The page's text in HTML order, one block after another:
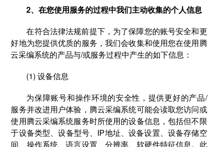
2、在您使用服务的过程中我们主动收集的个人信息
在符合法律法规前提下，为了保障您的账号安全和更
好地为您提供优质的服务，我们会收集和使用您在使用腾
云采编系统的产品与/或服务过程中产生的如下信息：
(1) 设备信息
为保障账号和操作环境的安全性，提供更好的产品/
服务并改进用户体验，腾云采编系统可能会读取您访问或
使用腾云采编系统服务时所使用的设备信息，包括但不限
于设备类型、设备型号、IP地址、设备设置、设备存储空
间、操作系统、语言设置、分辨率、软硬件特征信息。此